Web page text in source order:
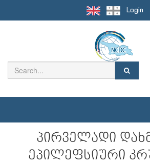
Login
პირველადი
ეპილეფსიური